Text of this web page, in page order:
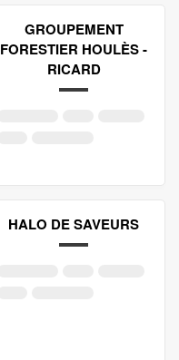
GROUPEMENT
FORESTIER HOULÈS -
RICARD
HALO DE SAVEURS